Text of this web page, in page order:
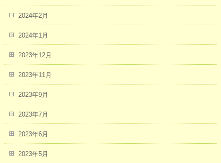
2024年2月
2024年1月
2023年12月
2023年11月
2023年9月
2023年7月
2023年6月
2023年5月